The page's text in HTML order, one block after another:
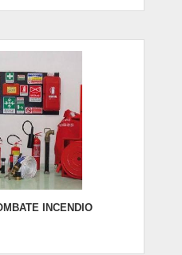
INCENDIO